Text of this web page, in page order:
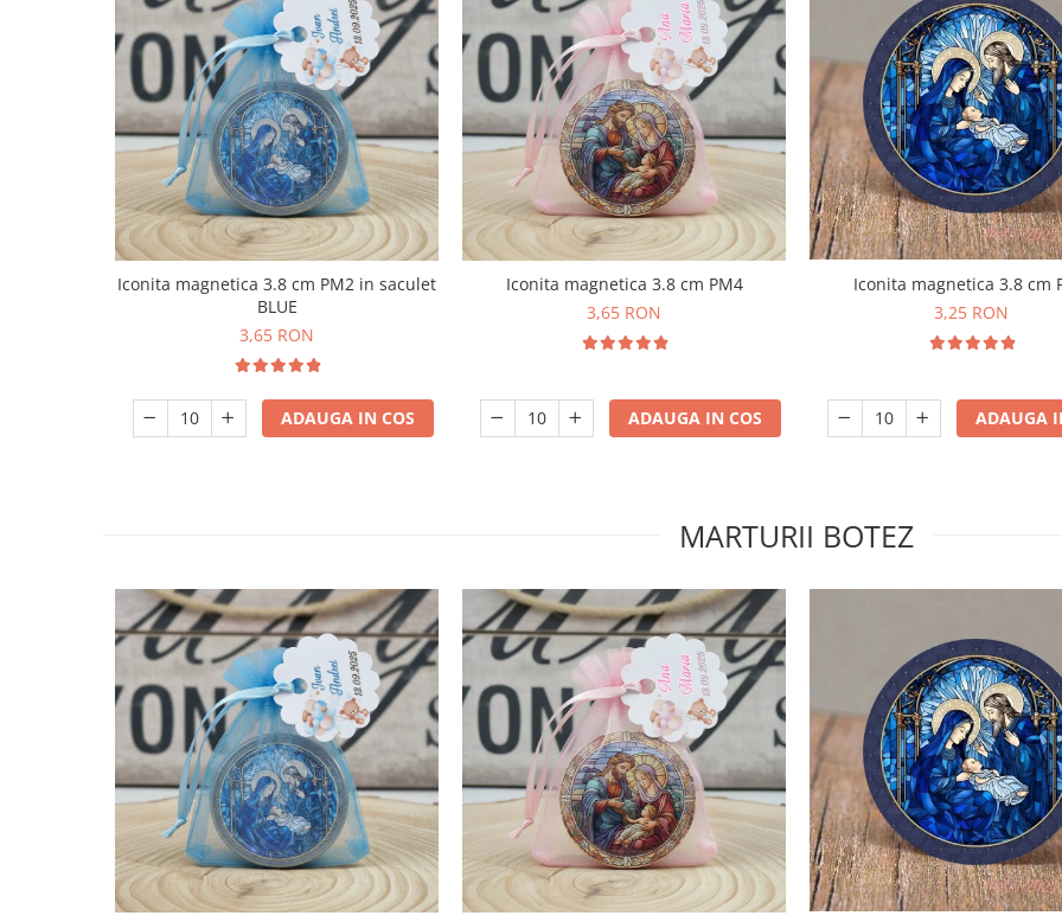
Iconita magnetica 3.8 cm PM2 in saculet
BLUE
3,65 RON
ADAUGA IN COS
Iconita magnetica 3.8 cm PM4
3,65 RON
ADAUGA IN COS
Iconita magnetica 3.8 cm
3,25 RON
ADAUGA
MARTURII BOTEZ